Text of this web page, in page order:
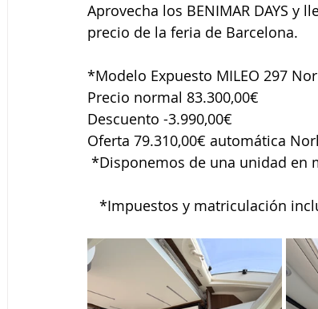
Aprovecha los BENIMAR DAYS y
precio de la feria de Barcelona.
*Modelo Expuesto MILEO 297
Precio normal 83.300,00€
Descuento -3.990,00€
Oferta 79.310,00€ automática
*Disponemos de una unidad en
*Impuestos y matriculación